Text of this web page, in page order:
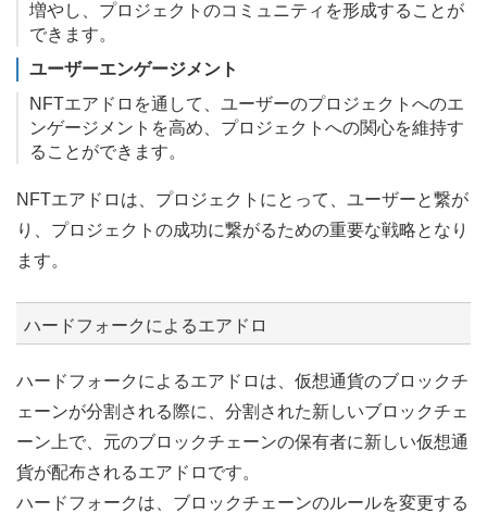
増やし、プロジェクトのコミュニティを形成することが
できます。
ユーザーエンゲージメント
NFTエアドロを通して、ユーザーのプロジェクトへのエ
ンゲージメントを高め、プロジェクトへの関心を維持す
ることができます。
NFTエアドロは、プロジェクトにとって、ユーザーと繋が
り、プロジェクトの成功に繋がるための重要な戦略となり
ます。
ハードフォークによるエアドロ
ハードフォークによるエアドロは、仮想通貨のブロックチ
ェーンが分割される際に、分割された新しいブロックチェ
ーン上で、元のブロックチェーンの保有者に新しい仮想通
貨が配布されるエアドロです。
ハードフォークは、ブロックチェーンのルールを変更する